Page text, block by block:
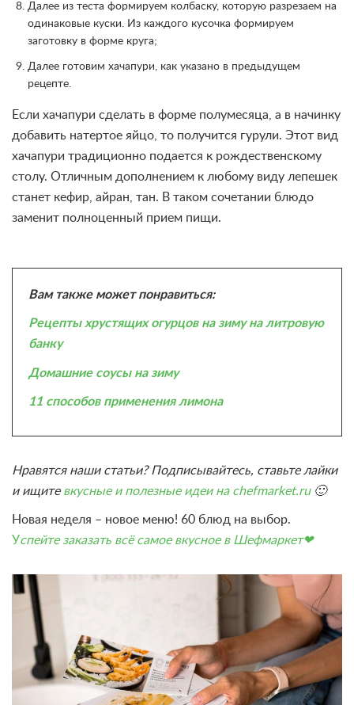
Далее из теста формируем колбаску, которую разрезаем на
одинаковые куски. Из каждого кусочка формируем
заготовку в форме круга;
Далее готовим хачапури, как указано в предыдущем
рецепте.
Если хачапури сделать в форме полумесяца, а в начинку
добавить натертое яйцо, то получится гурули. Этот вид
хачапури традиционно подается к рождественскому
столу. Отличным дополнением к любому виду лепешек
станет кефир, айран, тан. В таком сочетании блюдо
заменит полноценный прием пищи.
Вам также может понравиться:
Рецепты хрустящих огурцов на зиму на литровую
банку
Домашние соусы на зиму
11 способов применения лимона
Нравятся наши статьи? Подписывайтесь, ставьте лайки
и ищите вкусные и полезные идеи на chefmarket.ru 🙂
Новая неделя – новое меню! 60 блюд на выбор.
Успейте заказать всё самое вкусное в Шефмаркет❤